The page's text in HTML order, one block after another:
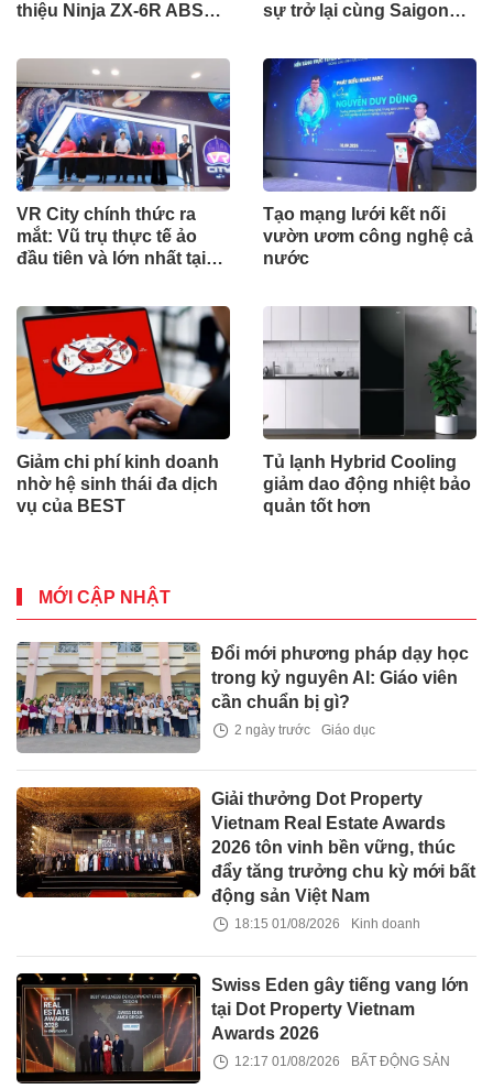
thiệu Ninja ZX-6R ABS
sự trở lại cùng Saigon
VR City chính thức ra
mắt: Vũ trụ thực tế ảo
đầu tiên và lớn nhất tại
Tạo mạng lưới kết nối
vườn ươm công nghệ cả
nước
Giảm chi phí kinh doanh
nhờ hệ sinh thái đa dịch
vụ của BEST
Tủ lạnh Hybrid Cooling
giảm dao động nhiệt bảo
quản tốt hơn
MỚI CẬP NHẬT
Đổi mới phương pháp dạy học
trong kỷ nguyên AI: Giáo viên
cần chuẩn bị gì?
2 ngày trước Giáo dục
Giải thưởng Dot Property
Vietnam Real Estate Awards
2026 tôn vinh bền vững, thúc
đẩy tăng trưởng chu kỳ mới bất
động sản Việt Nam
18:15 01/08/2026 Kinh doanh
Swiss Eden gây tiếng vang lớn
tại Dot Property Vietnam
Awards 2026
12:17 01/08/2026 BẤT ĐỘNG SẢN